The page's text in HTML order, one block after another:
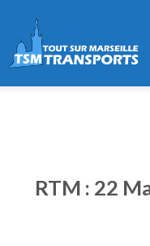
RTM : 22